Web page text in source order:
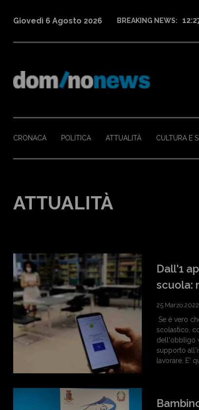
Giovedì 6 Agosto 2026 BREAKING NEWS:
CRONACA POLITICA ATTUALITÀ CULTURA E
ATTUALITÀ
Dall'1
scuola:
25 Marzo 2022
Se è vero
scolastico,
dell'obbligo
supporto
lavorare. E'